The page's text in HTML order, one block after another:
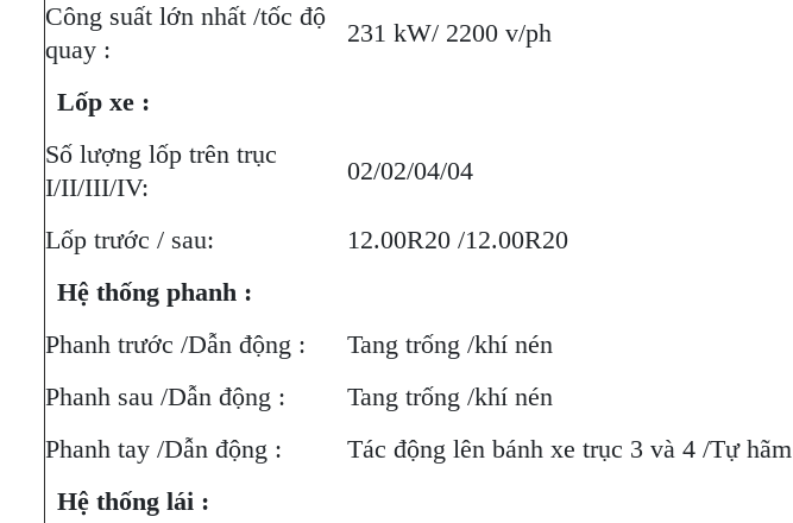
Công suất lớn nhất /tốc độ
quay :
231 kW/ 2200 v/ph
Lốp xe :
Số lượng lốp trên trục
I/II/III/IV:
02/02/04/04
Lốp trước / sau:
12.00R20 /12.00R20
Hệ thống phanh :
Phanh trước /Dẫn động :
Tang trống /khí nén
Phanh sau /Dẫn động :
Tang trống /khí nén
Phanh tay /Dẫn động :
Tác động lên bánh xe trục 3 và 4 /Tự hãm
Hệ thống lái :